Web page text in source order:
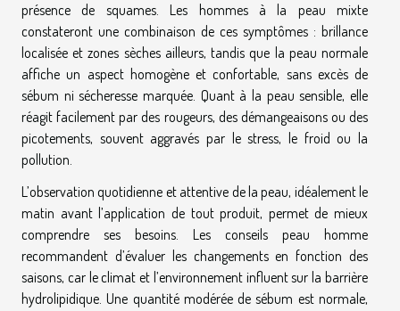
présence de squames. Les hommes à la peau mixte
constateront une combinaison de ces symptômes : brillance
localisée et zones sèches ailleurs, tandis que la peau normale
affiche un aspect homogène et confortable, sans excès de
sébum ni sécheresse marquée. Quant à la peau sensible, elle
réagit facilement par des rougeurs, des démangeaisons ou des
picotements, souvent aggravés par le stress, le froid ou la
pollution.
L’observation quotidienne et attentive de la peau, idéalement le
matin avant l’application de tout produit, permet de mieux
comprendre ses besoins. Les conseils peau homme
recommandent d’évaluer les changements en fonction des
saisons, car le climat et l’environnement influent sur la barrière
hydrolipidique. Une quantité modérée de sébum est normale,